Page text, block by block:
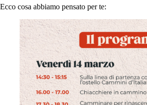
Ecco cosa abbiamo pensato per te: